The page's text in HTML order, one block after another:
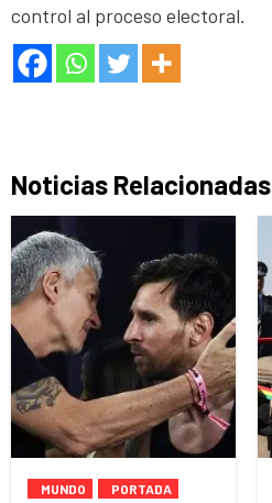
control al proceso electoral.
Noticias Relacionadas
MUNDO PORTADA